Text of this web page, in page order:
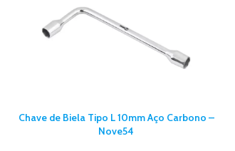
Chave de Biela Tipo L 10mm Aço Carbono –
Nove54